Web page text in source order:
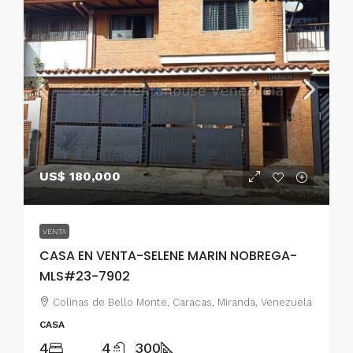
US$ 180,000
VENTA
CASA EN VENTA-SELENE MARIN NOBREGA-
MLS#23-7902
Colinas de Bello Monte, Caracas, Miranda, Venezuela
CASA
4 4 300